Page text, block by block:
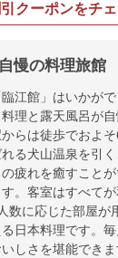
クーポンをチ
慢の料理旅館
江館」はいかがで
理と露天風呂が
らは徒歩でおよ
る犬山温泉を引
疲れを癒すこと
。客室はすべて
数に応じた部屋が
日本料理です。
しさを堪能でき